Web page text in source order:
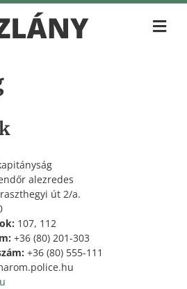
alezredes
út 2/a.
107, 112
+36 (80) 201-303
+36 (80) 555-111